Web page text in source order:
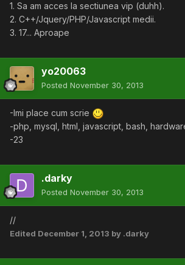
1. Sa am acces la sectiunea vip (duhh).
2. C++/Jquery/PHP/Javascript medii.
3. 17... Aproape
yo20063
Posted November 30, 2013
-Imi place cum scrie
-php, mysql, html, javascript, bash,
-23
.darky
Posted November 30, 2013
//
Edited December 1, 2013 by .darky